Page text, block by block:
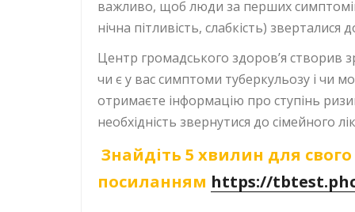
важливо, щоб люди за перших
нічна пітливість, слабкість) зверталися
Центр громадського здоров’я створив
чи є у вас симптоми туберкульозу і чи
отримаєте інформацію про ступінь
необхідність звернутися до сімейного
Знайдіть 5 хвилин для
посиланням https://